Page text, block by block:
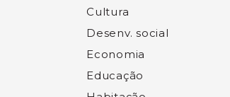
Cultura
Desenv. social
Economia
Educação